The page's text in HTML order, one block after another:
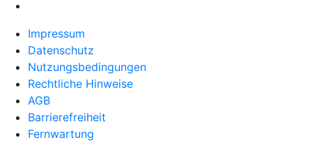
Impressum
Datenschutz
Nutzungsbedingungen
Rechtliche Hinweise
AGB
Barrierefreiheit
Fernwartung